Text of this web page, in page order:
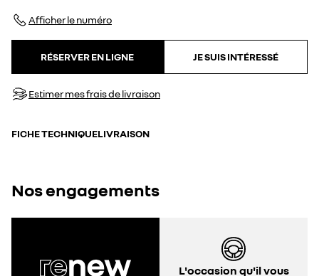
Afficher le numéro
RÉSERVER EN LIGNE JE SUIS INTÉRESSÉ
Estimer mes frais de livraison
FICHE TECHNIQUELIVRAISON
Nos engagements
L'occasion qu'il vous